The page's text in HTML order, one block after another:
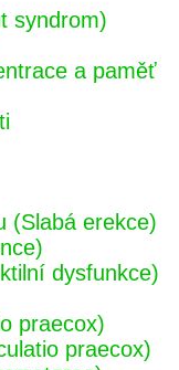
syndrom)
a paměť
(Slabá erekce)
dysfunkce)
praecox)
praecox)